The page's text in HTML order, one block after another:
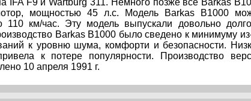
IFA F9 и Wartburg 311. Немного позже все Barkas
мощностью 45 л.с. Модель Barkas B1000
110 км/час. Эту модель выпускали довольно
Barkas B1000 было сведено к минимуму
к уровню шума, комфорти и безопасности.
к потере популярности. Производство
10 апреля 1991 г.